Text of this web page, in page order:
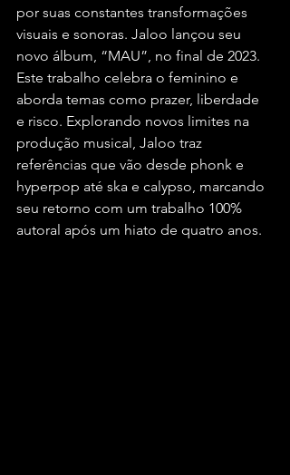
por suas constantes transformações
visuais e sonoras. Jaloo lançou seu
novo álbum, “MAU”, no final de 2023.
Este trabalho celebra o feminino e
aborda temas como prazer, liberdade
e risco. Explorando novos limites na
produção musical, Jaloo traz
referências que vão desde phonk e
hyperpop até ska e calypso, marcando
seu retorno com um trabalho 100%
autoral após um hiato de quatro anos.